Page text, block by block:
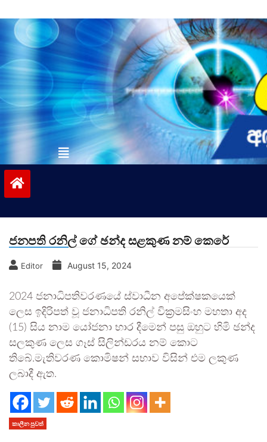
to
contentvinivida.lk
ජනපති රනිල් ගේ ඡන්ද සළකුණ නම් කෙරේ
Editor August 15, 2024
2024 ජනාධිපතිවරණයේ ස්වාධීන අපේක්ෂකයෙක්
ලෙස ඉදිරිපත් වූ ජනාධිපති රනිල් වික්‍රමසිංහ මහතා අද
(15) සිය නාම යෝජනා භාර දීමෙන් පසු ඔහුට හිමි ඡන්ද
සලකුණ ලෙස ගෑස් සිලින්ඩරය නම් කොට
තිබේ.මැතිවරණ කොමිෂන් සභාව විසින් එම ලකුණ
ලබාදී ඇත.
කාලීන පුවත්